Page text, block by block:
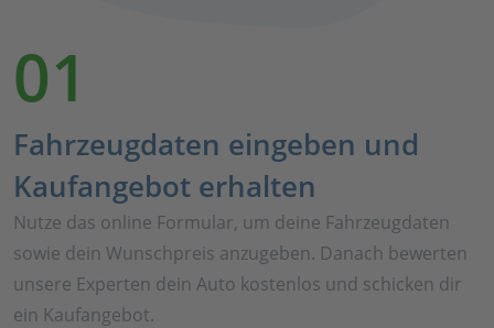
01
Fahrzeugdaten eingeben und
Kaufangebot erhalten
Nutze das online Formular, um deine Fahrzeugdaten
sowie dein Wunschpreis anzugeben. Danach bewerten
unsere Experten dein Auto kostenlos und schicken dir
ein Kaufangebot.